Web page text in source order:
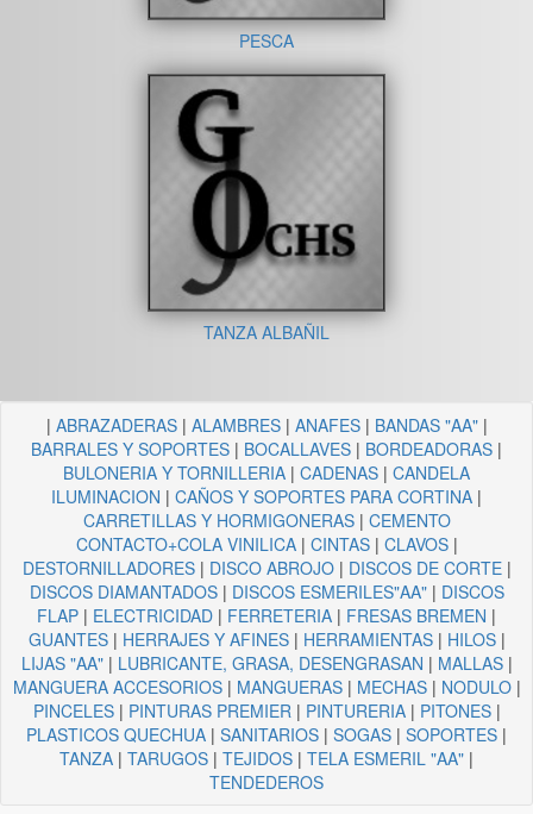
PESCA
TANZA ALBAÑIL
| ABRAZADERAS| ALAMBRES| ANAFES| BANDAS "AA"|
BARRALES Y SOPORTES | BOCALLAVES | BORDEADORAS |
BULONERIA Y TORNILLERIA | CADENAS | CANDELA
ILUMINACION | CAÑOS Y SOPORTES PARA CORTINA |
CARRETILLAS Y HORMIGONERAS| CEMENTO
CONTACTO+COLA VINILICA| CINTAS| CLAVOS|
DESTORNILLADORES| DISCO ABROJO| DISCOS DE CORTE|
DISCOS DIAMANTADOS| DISCOS ESMERILES"AA"| DISCOS
FLAP | ELECTRICIDAD | FERRETERIA | FRESAS BREMEN |
GUANTES| HERRAJES Y AFINES| HERRAMIENTAS| HILOS|
LIJAS "AA"| LUBRICANTE, GRASA, DESENGRASAN | MALLAS|
MANGUERA ACCESORIOS| MANGUERAS| MECHAS| NODULO|
PINCELES| PINTURAS PREMIER | PINTURERIA| PITONES|
PLASTICOS QUECHUA | SANITARIOS | SOGAS | SOPORTES |
TANZA | TARUGOS | TEJIDOS | TELA ESMERIL "AA" |
TENDEDEROS